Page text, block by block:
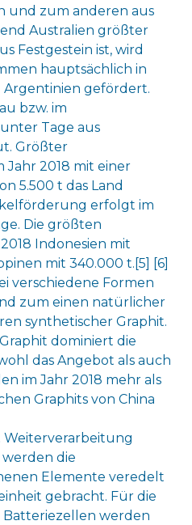
und zum anderen aus
Australien größter
Festgestein ist, wird
hauptsächlich in
gefördert.
bzw. im
Tage aus
Größter
Jahr 2018 mit einer
5.500 t das Land
erfolgt im
Die größten
Indonesien mit
mit 340.000 t.[5] [6]
verschiedene Formen
zum einen natürlicher
synthetischer Graphit.
dominiert die
das Angebot als auch
im Jahr 2018 mehr als
Graphits von China
Weiterverarbeitung
werden die
Elemente veredelt
gebracht. Für die
werden